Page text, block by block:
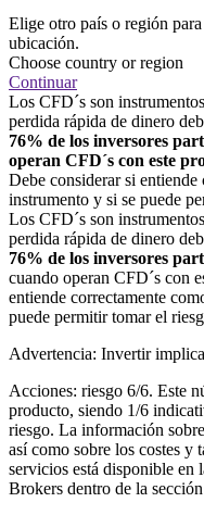
Elige otro país o región
ubicación.
Choose country or region
Continuar
Los CFD´s son
perdida rápida de dinero
76% de los inversores
operan CFD´s con este
Debe considerar si
instrumento y si se puede
Los CFD´s son
perdida rápida de dinero
76% de los inversores
cuando operan CFD´s con
entiende correctamente
puede permitir tomar el
Advertencia: Invertir
Acciones: riesgo 6/6. Este
producto, siendo 1/6
riesgo. La información
así como sobre los costes y
servicios está disponible
Brokers dentro de la